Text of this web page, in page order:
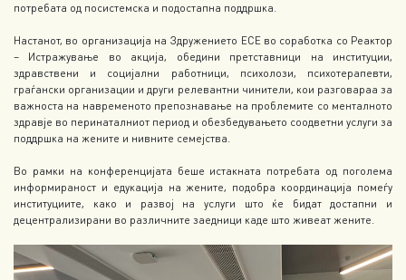
потребата од посистемска и подостапна поддршка.
Настанот, во организација на Здружението ЕСЕ во соработка со Реактор
– Истражување во акција, обедини претставници на институции,
здравствени и социјални работници, психолози, психотерапевти,
граѓански организации и други релевантни чинители, кои разговараа за
важноста на навременото препознавање на проблемите со менталното
здравје во перинаталниот период и обезбедувањето соодветни услуги за
поддршка на жените и нивните семејства.
Во рамки на конференцијата беше истакната потребата од поголема
информираност и едукација на жените, подобра координација помеѓу
институциите, како и развој на услуги што ќе бидат достапни и
децентрализирани во различните заедници каде што живеат жените.